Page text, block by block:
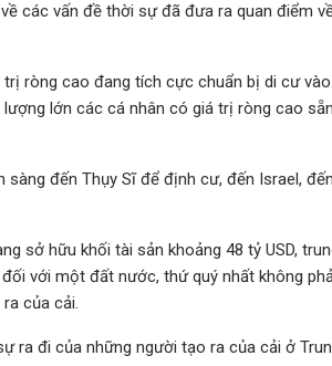
các vấn đề thời sự đã đưa ra quan điểm
ròng cao đang tích cực chuẩn bị di cư
lớn các cá nhân có giá trị ròng cao
đến Thụy Sĩ để định cư, đến Israel,
sở hữu khối tài sản khoảng 48 tỷ USD,
với một đất nước, thứ quý nhất không
của cải.
ra đi của những người tạo ra của cải ở